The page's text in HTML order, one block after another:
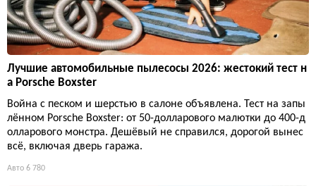
Лучшие автомобильные пылесосы 2026: жестокий тест н
а Porsche Boxster
Война с песком и шерстью в салоне объявлена. Тест на запы
лённом Porsche Boxster: от 50-долларового малютки до 400-д
олларового монстра. Дешёвый не справился, дорогой вынес
всё, включая дверь гаража.
Авто 6 780